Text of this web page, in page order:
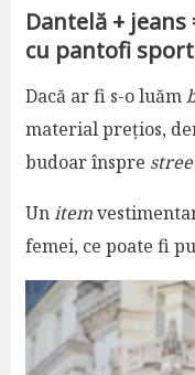
Dantelă + jeans
cu pantofi
Dacă ar fi s-o luăm
material prețios,
budoar înspre
Unitem
femei, ce poate fi